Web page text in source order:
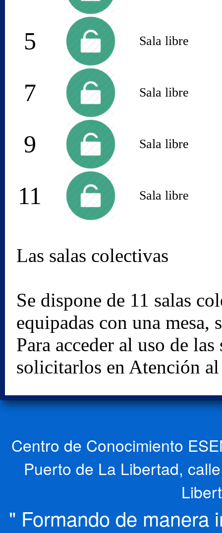
Centro de Conocimiento
Puerto de La Libertad,
" Formando de manera